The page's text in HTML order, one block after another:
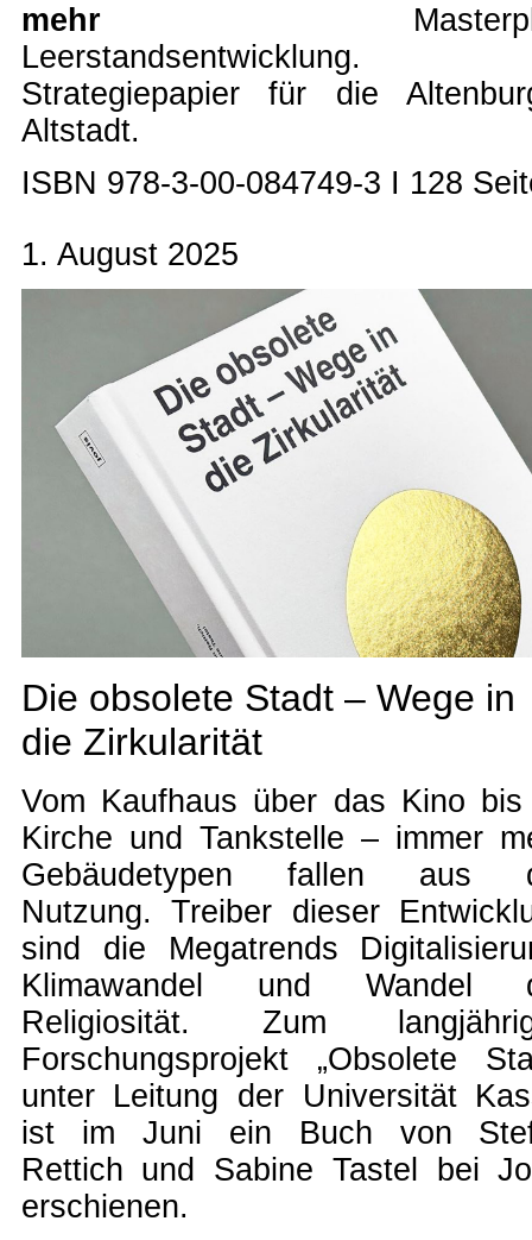
mehr
Leerstandsentwicklung.
Strategiepapier für die
Altstadt.
ISBN 978-3-00-084749-3 I 128
1. August 2025
Die obsolete Stadt – Wege in
die Zirkularität
Vom Kaufhaus über das Kino
Kirche und Tankstelle – immer
Gebäudetypen fallen aus
Nutzung. Treiber dieser
sind die Megatrends
Klimawandel und Wandel
Religiosität. Zum
Forschungsprojekt „Obsolete
unter Leitung der Universität
ist im Juni ein Buch von
Rettich und Sabine Tastel bei
erschienen.